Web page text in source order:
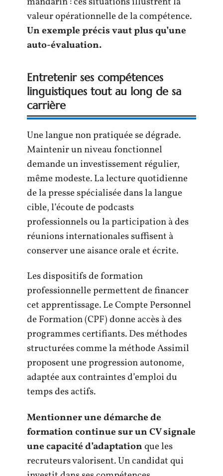
valeur opérationnelle de la compétence.
Un exemple précis vaut plus qu’une
auto-évaluation.
Entretenir ses compétences
linguistiques tout au long de sa
carrière
Une langue non pratiquée se dégrade.
Maintenir un niveau fonctionnel
demande un investissement régulier,
même modeste. La lecture quotidienne
de la presse spécialisée dans la langue
cible, l’écoute de podcasts
professionnels ou la participation à des
réunions internationales suffisent à
conserver une aisance orale et écrite.
Les dispositifs de formation
professionnelle permettent de financer
cet apprentissage. Le Compte Personnel
de Formation (CPF) donne accès à des
programmes certifiants. Des méthodes
structurées comme la méthode Assimil
proposent une progression autonome,
adaptée aux contraintes d’emploi du
temps des actifs.
Mentionner une démarche de
formation continue sur un CV signale
une capacité d’adaptationque les
recruteurs valorisent. Un candidat qui